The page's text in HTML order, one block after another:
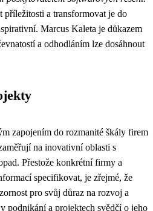
příležitosti a transformovat je do
Marcus Kaleta je důkazem
a odhodláním lze dosáhnout
zapojením do rozmanité škály firem
na inovativní oblasti s
Přestože konkrétní firmy a
specifikovat, je zřejmé, že
pro svůj důraz na rozvoj a
podnikání a projektech svědčí o jeho